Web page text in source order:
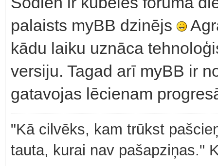
palaists myBB dzinējs
kādu laiku uznāca
versiju. Tagad arī myBB ir
gatavojas lēcienam
"Kā cilvēks, kam trūkst
tauta, kurai nav pašapziņas."